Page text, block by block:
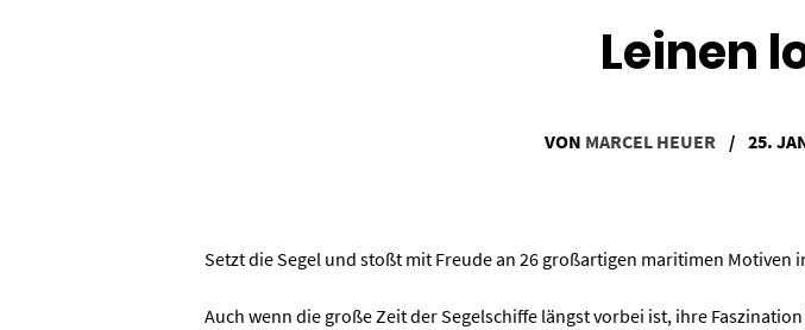
Leinen
VON MARCEL HEUER / 25.
Setzt die Segel und stoßt mit Freude an 26 großartigen maritimen Motiven
Auch wenn die große Zeit der Segelschiffe längst vorbei ist, ihre